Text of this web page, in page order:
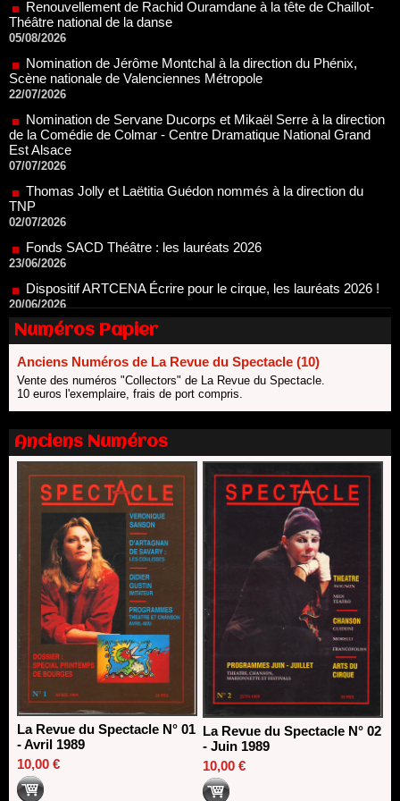
Scène nationale de Valenciennes Métropole
22/07/2026
Nomination de Servane Ducorps et Mikaël Serre à la direction
de la Comédie de Colmar - Centre Dramatique National Grand
Est Alsace
Thomas Jolly et Laëtitia Guédon nommés à la direction du
TNP
02/07/2026
Fonds SACD Théâtre : les lauréats 2026
23/06/2026
Dispositif ARTCENA Écrire pour le cirque, les lauréats 2026 !
20/06/2026
Le palmarès des prix SACD 2026
18/06/2026
Les 10 lauréats du Fonds Grandes Formes Théâtre 2026
SACD
13/06/2026
Nomination de Nathalie Garraud et Olivier Saccomano à la
direction du Théâtre de Gennevilliers - CDN
13/06/2026
18/03/2026
Numéros Papier
Anciens Numéros de La Revue du Spectacle (10)
Vente des numéros "Collectors" de La Revue du Spectacle.
10 euros l'exemplaire, frais de port compris.
Anciens Numéros
La Revue du Spectacle N° 01
- Avril 1989
10,00 €
La Revue du Spectacle N° 02
- Juin 1989
10,00 €